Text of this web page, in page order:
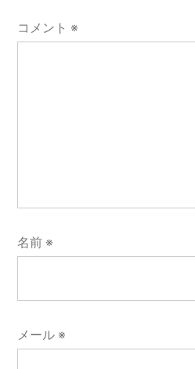
コメント ※
名前 ※
メール ※